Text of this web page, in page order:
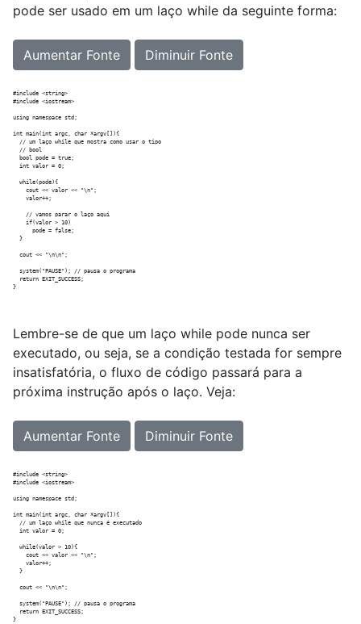
pode ser usado em um laço while da seguinte forma:
Aumentar Fonte Diminuir Fonte
#include <string>
#include <iostream>
using namespace std;
int main(int argc, char *argv[]){
  // um laço while que mostra como usar o tipo
  // bool
  bool pode = true;
  int valor = 0;
  while(pode){
    cout << valor << "\n";
    valor++;
    // vamos parar o laço aqui
    if(valor > 10)
      pode = false;
  }
  cout << "\n\n";
  system("PAUSE"); // pausa o programa
  return EXIT_SUCCESS;
Lembre-se de que um laço while pode nunca ser
executado, ou seja, se a condição testada for sempre
insatisfatória, o fluxo de código passará para a
próxima instrução após o laço. Veja:
Aumentar Fonte Diminuir Fonte
#include <string>
#include <iostream>
using namespace std;
int main(int argc, char *argv[]){
  // um laço while que nunca é executado
  int valor = 0;
  while(valor > 10){
    cout << valor << "\n";
    valor++;
  }
  cout << "\n\n";
  system("PAUSE"); // pausa o programa
  return EXIT_SUCCESS;